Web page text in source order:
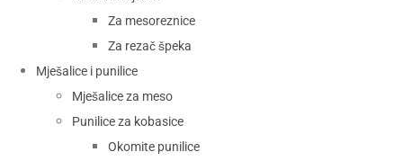
Za mesoreznice
Za rezač špeka
Mješalice i punilice
Mješalice za meso
Punilice za kobasice
Okomite punilice